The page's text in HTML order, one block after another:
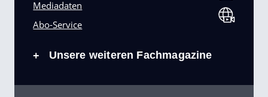
Mediadaten
Abo-Service
+ Unsere weiteren Fachmagazine